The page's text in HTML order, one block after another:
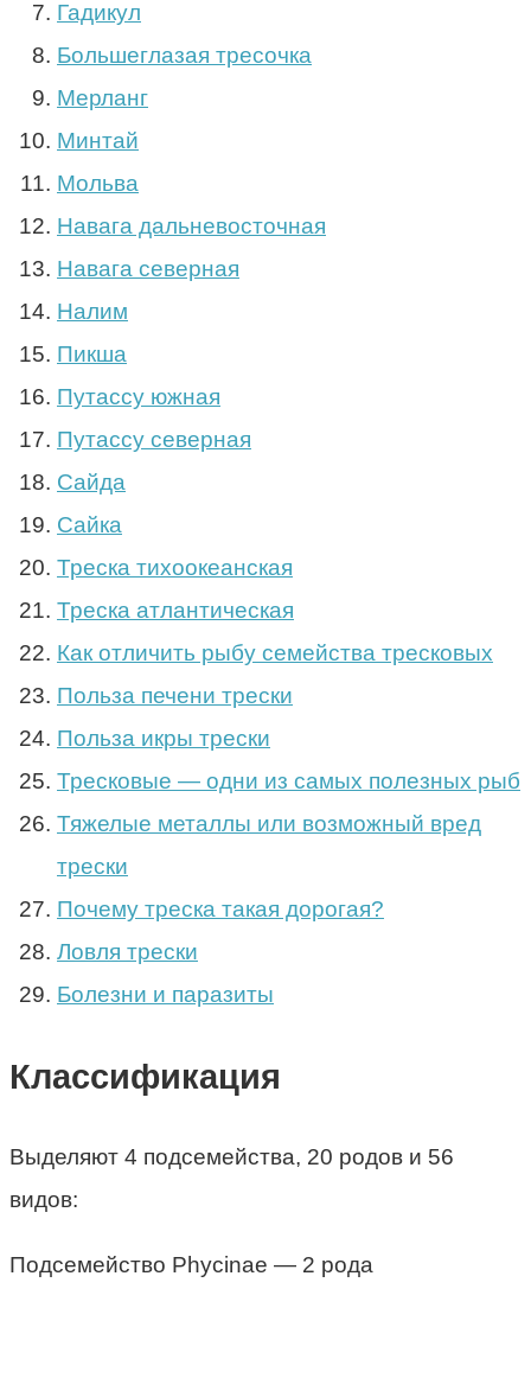
Гадикул
Большеглазая тресочка
Мерланг
Минтай
Мольва
Навага дальневосточная
Навага северная
Налим
Пикша
Путассу южная
Путассу северная
Сайда
Сайка
Треска тихоокеанская
Треска атлантическая
Как отличить рыбу семейства тресковых
Польза печени трески
Польза икры трески
Тресковые — одни из самых полезных рыб
Тяжелые металлы или возможный вред
трески
Почему треска такая дорогая?
Ловля трески
Болезни и паразиты
Классификация
Выделяют 4 подсемейства, 20 родов и 56
видов:
Подсемейство Phycinae — 2 рода